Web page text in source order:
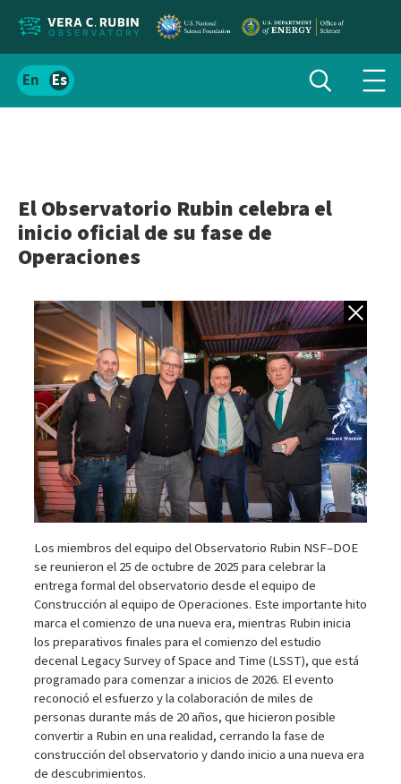
Localizar
el
Español
Alternar
búsqueda
El Observatorio Rubin celebra el
inicio oficial de su fase de
Operaciones
Volver a
Los miembros del equipo del Observatorio Rubin NSF–DOE
se reunieron el 25 de octubre de 2025 para celebrar la
entrega formal del observatorio desde el equipo de
Construcción al equipo de Operaciones. Este importante hito
marca el comienzo de una nueva era, mientras Rubin inicia
los preparativos finales para el comienzo del estudio
decenal Legacy Survey of Space and Time (LSST), que está
programado para comenzar a inicios de 2026. El evento
reconoció el esfuerzo y la colaboración de miles de
personas durante más de 20 años, que hicieron posible
convertir a Rubin en una realidad, cerrando la fase de
construcción del observatorio y dando inicio a una nueva era
de descubrimientos.